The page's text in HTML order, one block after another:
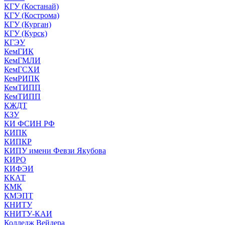
КГУ (Костанай)
КГУ (Кострома)
КГУ (Курган)
КГУ (Курск)
КГЭУ
КемГИК
КемГМЛИ
КемГСХИ
КемРИПК
КемТИПП
КемТИПП
КЖДТ
КЗУ
КИ ФСИН РФ
КИПК
КИПКР
КИПУ имени Февзи Якубова
КИРО
КИФЭИ
ККАТ
КМК
КМЭПТ
КНИТУ
КНИТУ-КАИ
Колледж Вейдера